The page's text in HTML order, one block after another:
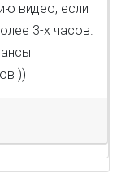
видео, если
3-х часов.
))